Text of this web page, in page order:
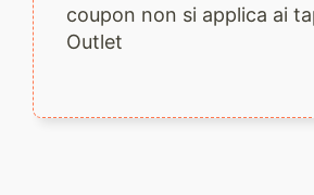
coupon non si applica ai
Outlet